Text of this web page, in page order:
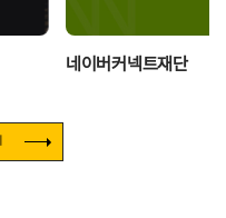
네이버커넥트재단